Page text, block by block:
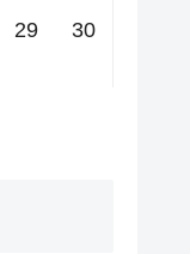
29
30